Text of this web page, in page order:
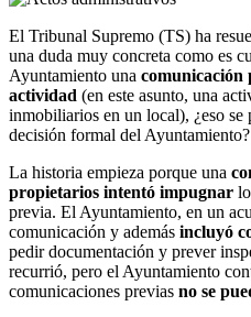
El Tribunal Supremo (TS) ha
una duda muy concreta como es
Ayuntamiento una comunicación
actividad (en este asunto, una
inmobiliarios en un local), ¿eso se
decisión formal del Ayuntamiento?
La historia empieza porque una
propietarios intentó impugnar
previa. El Ayuntamiento, en un
comunicación y además incluyó
pedir documentación y prever
recurrió, pero el Ayuntamiento
comunicaciones previas no se